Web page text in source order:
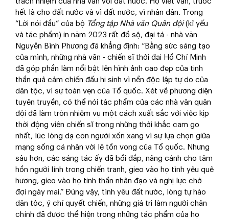
hết là cho đất nước và vì đất nước, vì nhân dân. Trong
“Lời nói đầu” của bộ Tổng tập Nhà văn Quân đội (kỉ yếu
và tác phẩm) in năm 2023 rất đồ sộ, đại tá - nhà văn
Nguyễn Bình Phương đã khẳng định: “Bằng sức sáng tạo
của mình, những nhà văn - chiến sĩ thời đại Hồ Chí Minh
đã góp phần làm nổi bật lên hình ảnh cao đẹp của tinh
thần quả cảm chiến đấu hi sinh vì nền độc lập tự do của
dân tộc, vì sự toàn vẹn của Tổ quốc. Xét về phương diện
tuyên truyền, có thể nói tác phẩm của các nhà văn quân
đội đã làm tròn nhiệm vụ một cách xuất sắc với việc kịp
thời động viên chiến sĩ trong những thời khắc cam go
nhất, lúc lòng dạ con người xốn xang vì sự lựa chọn giữa
mạng sống cá nhân với lẽ tồn vong của Tổ quốc. Nhưng
sâu hơn, các sáng tác ấy đã bồi đắp, nâng cánh cho tâm
hồn người lính trong chiến tranh, gieo vào họ tình yêu quê
hương, gieo vào họ tinh thần nhân đạo và nghị lực chờ
đợi ngày mai.” Đúng vậy, tình yêu đất nước, lòng tự hào
dân tộc, ý chí quyết chiến, những giá trị làm người chân
chính đã được thể hiện trong những tác phẩm của họ